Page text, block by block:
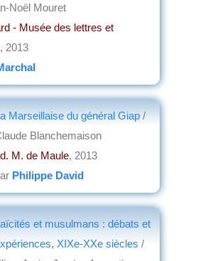
Noël Mouret
- Musée des lettres et
, 2013
Marseillaise du général Giap /
Blanchemaison
M. de Maule, 2013
Philippe David
et musulmans : débats et
XIXe-XXe siècles /